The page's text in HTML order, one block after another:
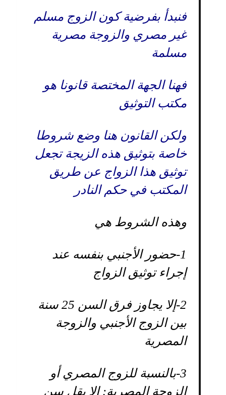
فنبدأ بفرضية كون الزوج مسلم
غير مصري والزوجة مصرية
مسلمة
فهنا الجهة المختصة قانونا هو
مكتب التوثيق
ولكن القانون هنا وضع شروطا
خاصة بتوثيق هذه الزيجة تجعل
توثيق هذا الزواج عن طريق
المكتب في حكم النادر
وهذه الشروط هي
1- حضور الأجنبي بنفسه عند
إجراء توثيق الزواج
2-
إلا يجاوز فرق السن 25 سنة
بين الزوج الأجنبي والزوجة
المصرية
3- بالنسبة للزوج المصري أو
الزوجة المصرية: إلا يقل سن